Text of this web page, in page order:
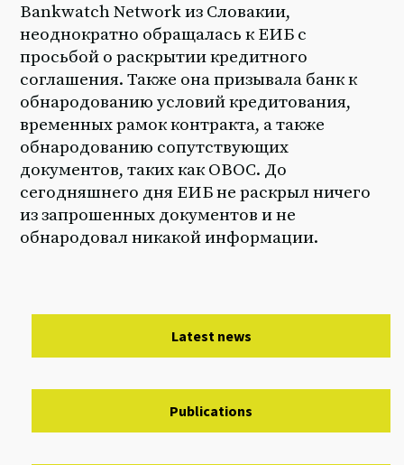
Bankwatch Network из Словакии,
неоднократно обращалась к ЕИБ с
просьбой о раскрытии кредитного
соглашения. Также она призывала банк к
обнародованию условий кредитования,
временных рамок контракта, а также
обнародованию сопутствующих
документов, таких как ОВОС. До
сегодняшнего дня ЕИБ не раскрыл ничего
из запрошенных документов и не
обнародовал никакой информации.
Latest news
Publications